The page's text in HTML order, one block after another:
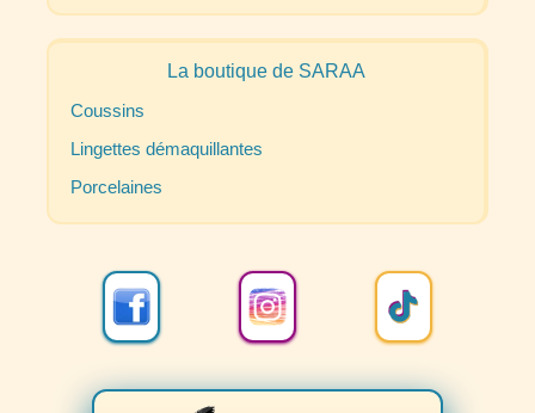
La boutique de SARAA
Coussins
Lingettes démaquillantes
Porcelaines